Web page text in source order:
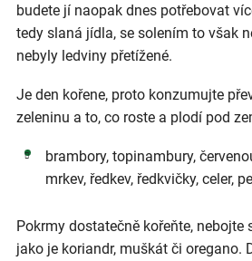
budete jí naopak dnes potřebovat
tedy slaná jídla, se solením to však
nebyly ledviny přetížené.
Je den kořene, proto konzumujte
zeleninu a to, co roste a plodí pod
brambory, topinambury,
mrkev, ředkev, ředkvičky, celer,
Pokrmy dostatečně kořeňte, nebojte
jako je koriandr, muškát či oregano.